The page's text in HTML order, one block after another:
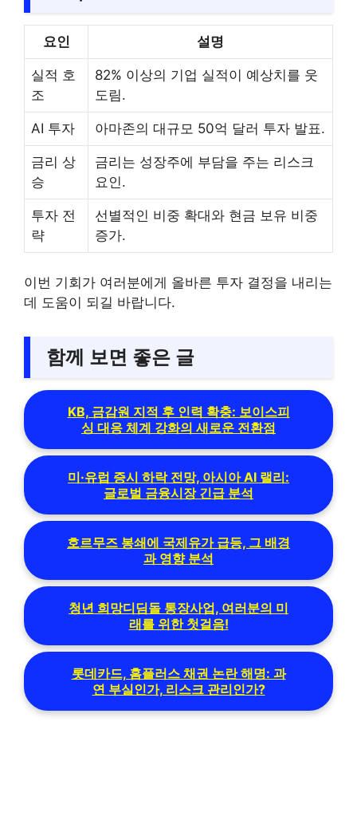
요인 설명
실적 호
조
82% 이상의 기업 실적이 예상치를 웃
도림.
AI 투자 아마존의 대규모 50억 달러 투자 발표.
금리 상
승
금리는 성장주에 부담을 주는 리스크
요인.
투자 전
략
선별적인 비중 확대와 현금 보유 비중
증가.
이번 기회가 여러분에게 올바른 투자 결정을 내리는
데 도움이 되길 바랍니다.
함께 보면 좋은 글
KB, 금감원 지적 후 인력 확충: 보이스피
싱 대응 체계 강화의 새로운 전환점
미·유럽 증시 하락 전망, 아시아 AI 랠리:
글로벌 금융시장 긴급 분석
호르무즈 봉쇄에 국제유가 급등, 그 배경
과 영향 분석
청년 희망디딤돌 통장사업, 여러분의 미
래를 위한 첫걸음!
롯데카드, 홈플러스 채권 논란 해명: 과
연 부실인가, 리스크 관리인가?